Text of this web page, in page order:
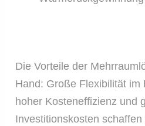
Die Vorteile der
Hand: Große Flexibilität im
hoher Kosteneffizienz und
Investitionskosten